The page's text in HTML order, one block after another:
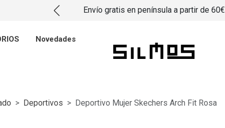
Envío gratis en península a partir de 60€
Novedades
Deportivos Deportivo Mujer Skechers Arch Fit Rosa